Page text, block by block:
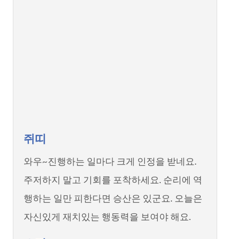
쥐띠
와우~진행하는 일마다 크게 인정을 받네요.
주저하지 말고 기회를 포착하세요. 순리에 역
행하는 일만 피한다면 승산은 있군요. 오늘은
자신있게 재치있는 행동력을 보여야 해요.